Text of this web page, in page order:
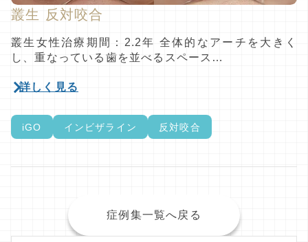
叢生 反対咬合
叢生女性治療期間：2.2年 全体的なアーチを大きく
し、重なっている歯を並べるスペース…
詳しく見る
iGO インビザライン 反対咬合
症例集一覧へ戻る